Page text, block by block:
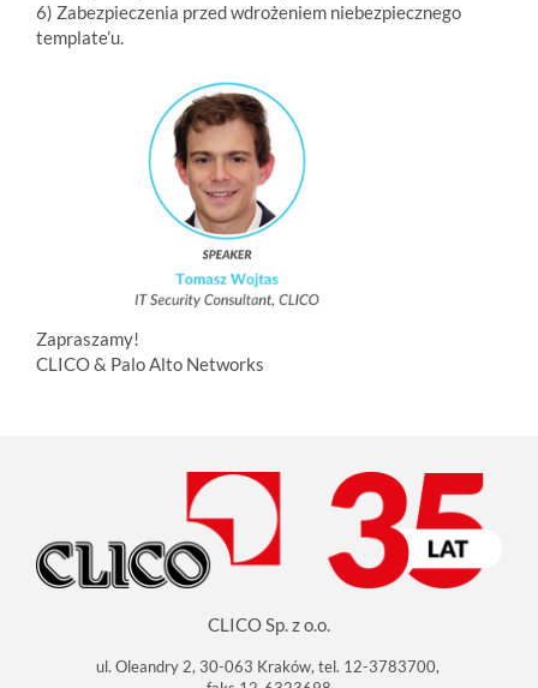
6) Zabezpieczenia przed wdrożeniem niebezpiecznego
template’u.
Zapraszamy!
CLICO & Palo Alto Networks
CLICO Sp. z o.o.
ul. Oleandry 2, 30-063 Kraków, tel. 12-3783700,